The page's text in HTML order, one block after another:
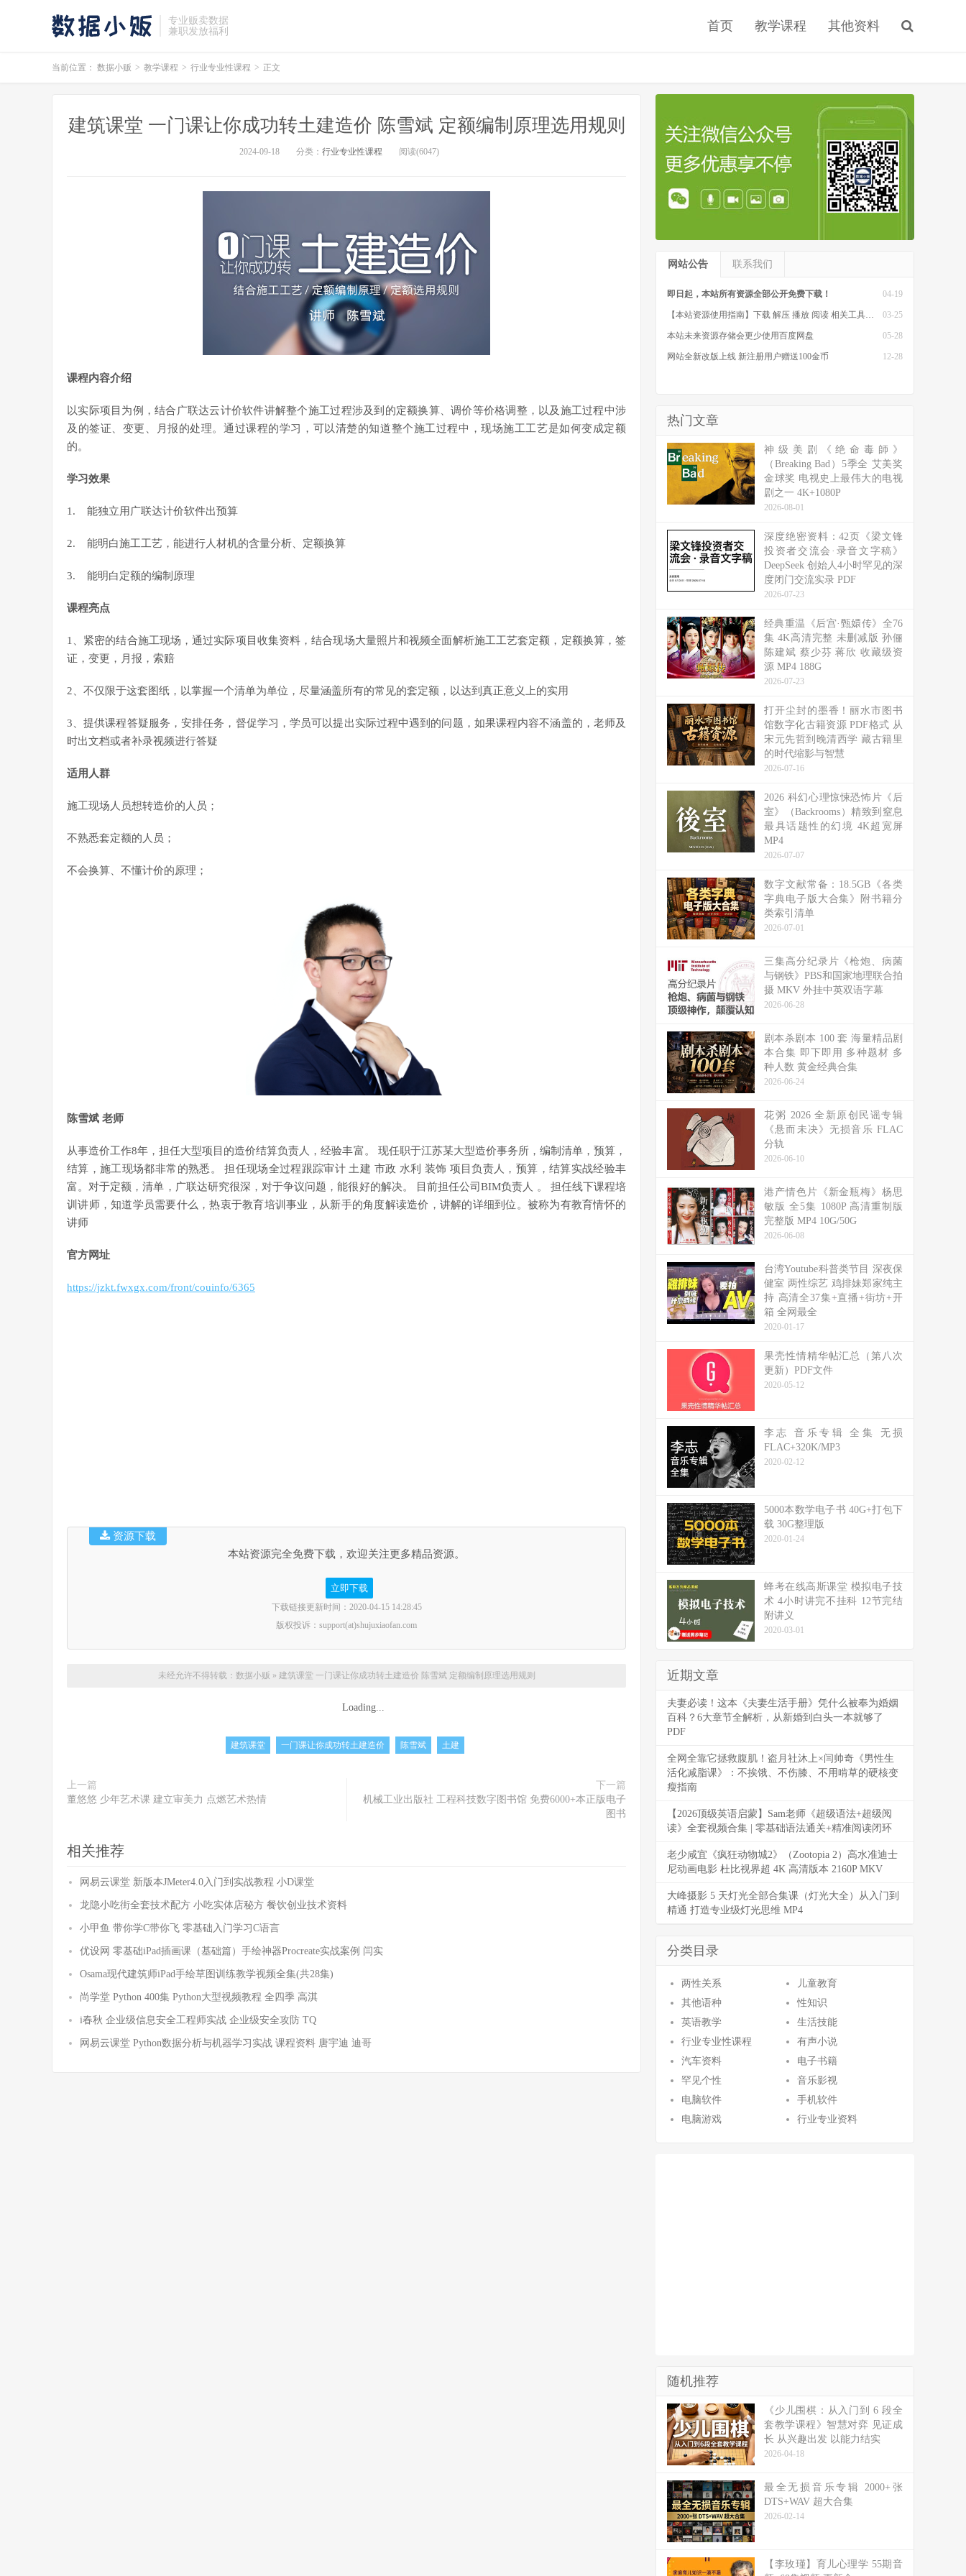
专业贩卖数据
兼职发放福利
首页 教学课程 其他资料
当前位置： 数据小贩 > 教学课程 > 行业专业性课程 > 正文
建筑课堂 一门课让你成功转土建造价 陈雪斌 定额编制原理选用规则
2024-09-18 分类： 行业专业性课程 阅读(6047)
课程内容介绍
以实际项目为例，结合广联达云计价软件讲解整个施工过程涉及到的定额换算、调价等价格调整，以及施工过程中涉
及的签证、变更、月报的处理。通过课程的学习，可以清楚的知道整个施工过程中，现场施工工艺是如何变成定额
的。
学习效果
1. 能独立用广联达计价软件出预算
2. 能明白施工工艺，能进行人材机的含量分析、定额换算
3. 能明白定额的编制原理
课程亮点
1、紧密的结合施工现场，通过实际项目收集资料，结合现场大量照片和视频全面解析施工工艺套定额，定额换算，签
证，变更，月报，索赔
2、不仅限于这套图纸，以掌握一个清单为单位，尽量涵盖所有的常见的套定额，以达到真正意义上的实用
3、提供课程答疑服务，安排任务，督促学习，学员可以提出实际过程中遇到的问题，如果课程内容不涵盖的，老师及
时出文档或者补录视频进行答疑
适用人群
施工现场人员想转造价的人员；
不熟悉套定额的人员；
不会换算、不懂计价的原理；
陈雪斌 老师
从事造价工作8年，担任大型项目的造价结算负责人，经验丰富。 现任职于江苏某大型造价事务所，编制清单，预算，
结算，施工现场都非常的熟悉。 担任现场全过程跟踪审计 土建 市政 水利 装饰 项目负责人，预算，结算实战经验丰
富。对于定额，清单，广联达研究很深，对于争议问题，能很好的解决。 目前担任公司BIM负责人 。 担任线下课程培
训讲师，知道学员需要什么，热衷于教育培训事业，从新手的角度解读造价，讲解的详细到位。被称为有教育情怀的
讲师
官方网址
https://jzkt.fwxgx.com/front/couinfo/6365
本站资源完全免费下载，欢迎关注更多精品资源。
立即下载
下载链接更新时间：2020-04-15 14:28:45
版权投诉：support(at)shujuxiaofan.com
资源下载
未经允许不得转载： 数据小贩 » 建筑课堂 一门课让你成功转土建造价 陈雪斌 定额编制原理选用规则
Loading...
建筑课堂 一门课让你成功转土建造价 陈雪斌 土建
上一篇
董悠悠 少年艺术课 建立审美力 点燃艺术热情
下一篇
机械工业出版社 工程科技数字图书馆 免费6000+本正版电子
图书
相关推荐
网易云课堂 新版本JMeter4.0入门到实战教程 小D课堂
龙隐小吃街全套技术配方 小吃实体店秘方 餐饮创业技术资料
小甲鱼 带你学C带你飞 零基础入门学习C语言
优设网 零基础iPad插画课（基础篇）手绘神器Procreate实战案例 闫实
Osama现代建筑师iPad手绘草图训练教学视频全集(共28集)
尚学堂 Python 400集 Python大型视频教程 全四季 高淇
i春秋 企业级信息安全工程师实战 企业级安全攻防 TQ
网易云课堂 Python数据分析与机器学习实战 课程资料 唐宇迪 迪哥
网站公告 联系我们
04-19
即日起，本站所有资源全部公开免费下载！
03-25
【本站资源使用指南】下载 解压 播放 阅读 相关工具软件
05-28
本站未来资源存储会更少使用百度网盘
12-28
网站全新改版上线 新注册用户赠送100金币
热门文章
神级美剧《绝命毒師》
（Breaking Bad）5季全 艾美奖
金球奖 电视史上最伟大的电视
剧之一 4K+1080P
2026-08-01
深度绝密资料：42页《梁文锋
投资者交流会·录音文字稿》
DeepSeek 创始人4小时罕见的深
度闭门交流实录 PDF
2026-07-23
经典重温《后宫·甄嬛传》全76
集 4K高清完整 未删减版 孙俪
陈建斌 蔡少芬 蒋欣 收藏级资
源 MP4 188G
2026-07-23
打开尘封的墨香！丽水市图书
馆数字化古籍资源 PDF格式 从
宋元先哲到晚清西学 藏古籍里
的时代缩影与智慧
2026-07-16
2026 科幻心理惊悚恐怖片《后
室》（Backrooms）精致到窒息
最具话题性的幻境 4K超宽屏
MP4
2026-07-07
数字文献常备：18.5GB《各类
字典电子版大合集》附书籍分
类索引清单
2026-07-01
三集高分纪录片《枪炮、病菌
与钢铁》PBS和国家地理联合拍
摄 MKV 外挂中英双语字幕
2026-06-28
剧本杀剧本 100 套 海量精品剧
本合集 即下即用 多种题材 多
种人数 黄金经典合集
2026-06-24
花粥 2026 全新原创民谣专辑
《悬而未决》无损音乐 FLAC
分轨
2026-06-10
港产情色片《新金瓶梅》杨思
敏版 全5集 1080P 高清重制版
完整版 MP4 10G/50G
2026-06-08
台湾Youtube科普类节目 深夜保
健室 两性综艺 鸡排妹郑家纯主
持 高清全37集+直播+街坊+开
箱 全网最全
2020-01-17
果壳性情精华帖汇总（第八次
更新）PDF文件
2020-05-12
李志 音乐专辑 全集 无损
FLAC+320K/MP3
2020-02-12
5000本数学电子书 40G+打包下
载 30G整理版
2020-01-24
蜂考在线高斯课堂 模拟电子技
术 4小时讲完不挂科 12节完结
附讲义
2020-03-01
近期文章
夫妻必读！这本《夫妻生活手册》凭什么被奉为婚姻
百科？6大章节全解析，从新婚到白头一本就够了
PDF
全网全靠它拯救腹肌！盗月社沐上×闫帅奇《男性生
活化减脂课》：不挨饿、不伤膝、不用啃草的硬核变
瘦指南
【2026顶级英语启蒙】Sam老师《超级语法+超级阅
读》全套视频合集 | 零基础语法通关+精准阅读闭环
老少咸宜《疯狂动物城2》（Zootopia 2）高水准迪士
尼动画电影 杜比视界超 4K 高清版本 2160P MKV
大峰摄影 5 天灯光全部合集课（灯光大全）从入门到
精通 打造专业级灯光思维 MP4
分类目录
两性关系
儿童教育
其他语种
性知识
英语教学
生活技能
行业专业性课程
有声小说
汽车资料
电子书籍
罕见个性
音乐影视
电脑软件
手机软件
电脑游戏
行业专业资料
随机推荐
《少儿围棋：从入门到 6 段全
套教学课程》智慧对弈 见证成
长 从兴趣出发 以能力结实
2026-04-18
最全无损音乐专辑 2000+张
DTS+WAV 超大合集
2026-02-14
【李玫瑾】育儿心理学 55期音